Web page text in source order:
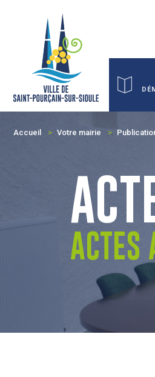
Accueil Votre mairie
ACTES